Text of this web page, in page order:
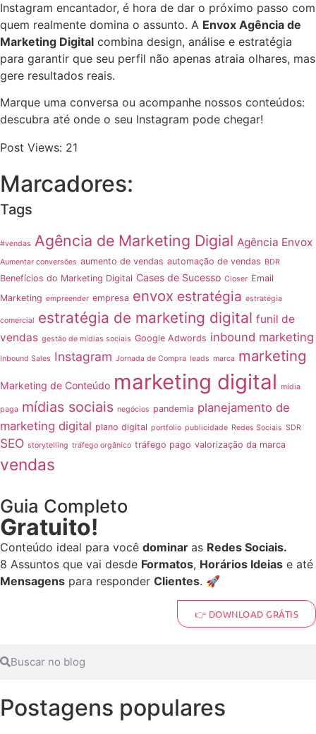
Instagram encantador, é hora de dar o próximo passo com
quem realmente domina o assunto. A Envox Agência de
Marketing Digital combina design, análise e estratégia
para garantir que seu perfil não apenas atraia olhares, mas
gere resultados reais.
Marque uma conversa ou acompanhe nossos conteúdos:
descubra até onde o seu Instagram pode chegar!
Post Views: 21
Marcadores:
Tags
#vendas Agência de Marketing Digial Agência Envox
Aumentar conversões aumento de vendas automação de vendas BDR
Benefícios do Marketing Digital Cases de Sucesso Closer Email
Marketing empreender empresa envox estratégia estratégia
comercial estratégia de marketing digital funil de
vendas gestão de mídias sociais Google Adwords inbound marketing
Inbound Sales Instagram Jornada de Compra leads marca marketing
Marketing de Conteúdo marketing digital mídia
paga mídias sociais negócios pandemia planejamento de
marketing digital plano digital portfolio publicidade Redes Sociais SDR
SEO storytelling tráfego orgânico tráfego pago valorização da marca
vendas
Guia Completo
Gratuito!
Conteúdo ideal para você dominar as Redes Sociais.
8 Assuntos que vai desde Formatos, Horários Ideias e até
Mensagens para responder Clientes. 🚀
👉 DOWNLOAD GRÁTIS
Postagens populares